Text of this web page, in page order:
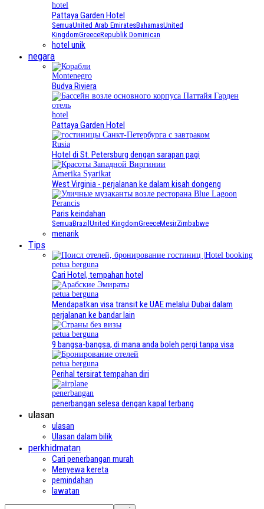
hotel
Pattaya Garden Hotel
SemuaUnited Arab EmiratesBahamasUnited
KingdomGreeceRepublik Dominican
hotel unik
negara
Montenegro
Budva Riviera
hotel
Pattaya Garden Hotel
Rusia
Hotel di St. Petersburg dengan sarapan pagi
Amerika Syarikat
West Virginia - perjalanan ke dalam kisah dongeng
Perancis
Paris keindahan
SemuaBrazil United KingdomGreeceMesirZimbabwe
menarik
Tips
petua berguna
Cari Hotel, tempahan hotel
petua berguna
Mendapatkan visa transit ke UAE melalui Dubai dalam
perjalanan ke bandar lain
petua berguna
9 bangsa-bangsa, di mana anda boleh pergi tanpa visa
petua berguna
Perihal tersirat tempahan diri
penerbangan
penerbangan selesa dengan kapal terbang
ulasan
ulasan
Ulasan dalam bilik
perkhidmatan
Cari penerbangan murah
Menyewa kereta
pemindahan
lawatan